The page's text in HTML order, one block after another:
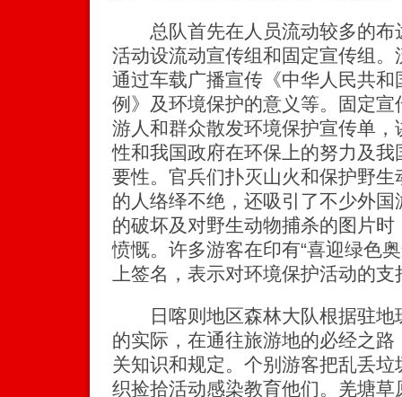
总队首先在人员流动较多的布
活动设流动宣传组和固定宣传组
通过车载广播宣传《中华人民共
例》及环境保护的意义等。固定
游人和群众散发环境保护宣传单
性和我国政府在环保上的努力及我
要性。官兵们扑灭山火和保护野
的人络绎不绝，还吸引了不少外
的破坏及对野生动物捕杀的图片
愤慨。许多游客在印有“喜迎绿色
上签名，表示对环境保护活动的支
日喀则地区森林大队根据驻地
的实际，在通往旅游地的必经之
关知识和规定。个别游客把乱丢
织捡拾活动感染教育他们。羌塘